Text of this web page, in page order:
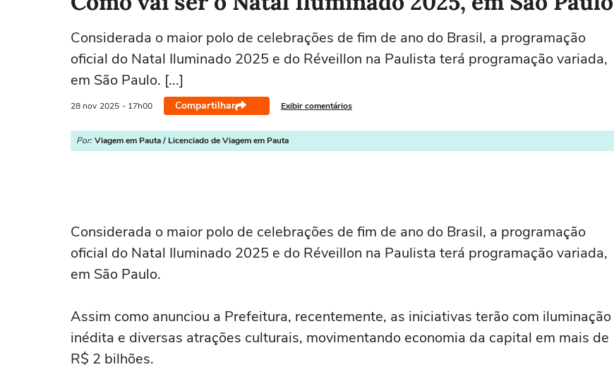
Considerada o maior polo de celebrações de fim de ano do Brasil, a programação
oficial do Natal Iluminado 2025 e do Réveillon na Paulista terá programação variada,
em São Paulo. [...]
28 nov 2025 - 17h00 Compartilhar Exibir comentários
Por: Viagem em Pauta / Licenciado de Viagem em Pauta
Considerada o maior polo de celebrações de fim de ano do Brasil, a programação
oficial do Natal Iluminado 2025 e do Réveillon na Paulista terá programação variada,
em São Paulo.
Assim como anunciou a Prefeitura, recentemente, as iniciativas terão com iluminação
inédita e diversas atrações culturais, movimentando economia da capital em mais de
R$ 2 bilhões.